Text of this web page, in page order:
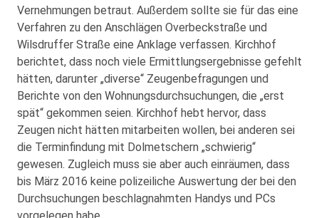
Vernehmungen betraut. Außerdem sollte sie für das eine
Verfahren zu den Anschlägen Overbeckstraße und
Wilsdruffer Straße eine Anklage verfassen. Kirchhof
berichtet, dass noch viele Ermittlungsergebnisse gefehlt
hätten, darunter „diverse“ Zeugenbefragungen und
Berichte von den Wohnungsdurchsuchungen, die „erst
spät“ gekommen seien. Kirchhof hebt hervor, dass
Zeugen nicht hätten mitarbeiten wollen, bei anderen sei
die Terminfindung mit Dolmetschern „schwierig“
gewesen. Zugleich muss sie aber auch einräumen, dass
bis März 2016 keine polizeiliche Auswertung der bei den
Durchsuchungen beschlagnahmten Handys und PCs
vorgelegen habe.